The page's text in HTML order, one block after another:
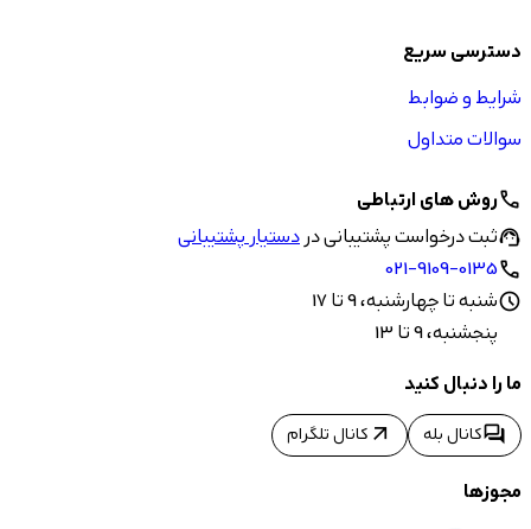
دسترسی سریع
شرایط و ضوابط
سوالات متداول
callروش های ارتباطی
support_agentثبت درخواست پشتیبانی دردستیار پشتیبانی
call
021-9109-0135
scheduleشنبه تا چهارشنبه، 9 تا 17
پنجشنبه، 9 تا 13
ما را دنبال کنید
forumکانال بله arrow_outward کانال تلگرام
مجوزها